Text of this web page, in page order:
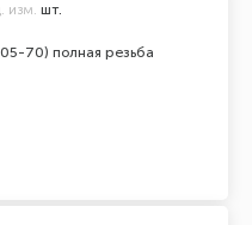
70) полная резьба
изм. шт.